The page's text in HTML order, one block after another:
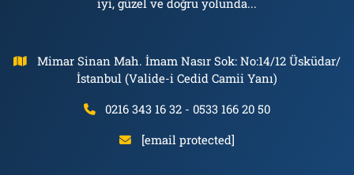
Mimar Sinan Mah. İmam Nasır Sok: No:14/12 Üsküdar/
İstanbul (Valide-i Cedid Camii Yanı)
0216 343 16 32 - 0533 166 20 50
[email protected]